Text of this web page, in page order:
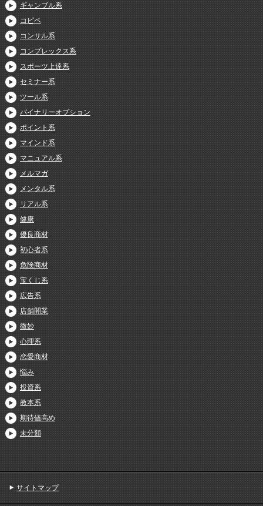
ギャンブル系
コピペ
コンサル系
コンプレックス系
スポーツ上達系
セミナー系
ツール系
バイナリーオプション
ポイント系
マインド系
マニュアル系
メルマガ
メンタル系
リアル系
健康
優良商材
初心者系
危険商材
宝くじ系
広告系
店舗開業
微妙
心理系
恋愛商材
悩み
投資系
教本系
期待値高め
未分類
サイトマップ